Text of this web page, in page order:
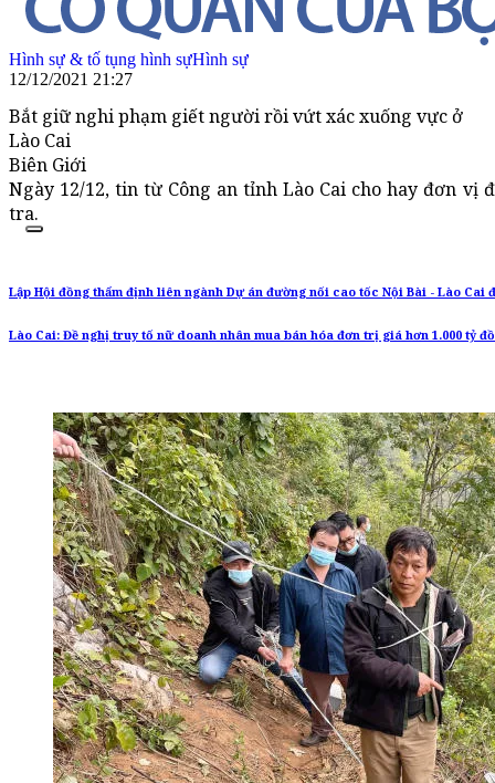
Hình sự & tố tụng hình sựHình sự
12/12/2021 21:27
Bắt giữ nghi phạm giết người rồi vứt xác xuống vực ở
Lào Cai
Biên Giới
Ngày 12/12, tin từ Công an tỉnh Lào Cai cho hay đơn vị
tra.
Lập Hội đồng thẩm định liên ngành Dự án đường nối cao tốc Nội Bài - Lào Cai
Lào Cai: Đề nghị truy tố nữ doanh nhân mua bán hóa đơn trị giá hơn 1.000 tỷ